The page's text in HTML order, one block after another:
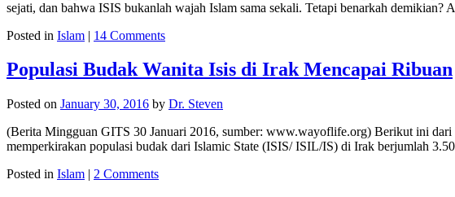
sejati, dan bahwa ISIS bukanlah wajah Islam sama sekali. Tetapi benarkah demikian?
Posted in Islam | 14 Comments
Populasi Budak Wanita Isis di Irak Mencapai Ribuan
Posted on January 30, 2016 by Dr. Steven
(Berita Mingguan GITS 30 Januari 2016, sumber: www.wayoflife.org) Berikut ini
memperkirakan populasi budak dari Islamic State (ISIS/ ISIL/IS) di Irak berjumlah
Posted in Islam | 2 Comments